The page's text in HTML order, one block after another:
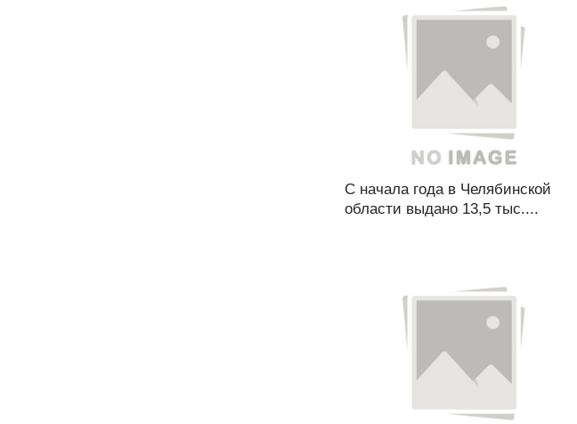
С начала года в Челябинской
области выдано 13,5 тыс....